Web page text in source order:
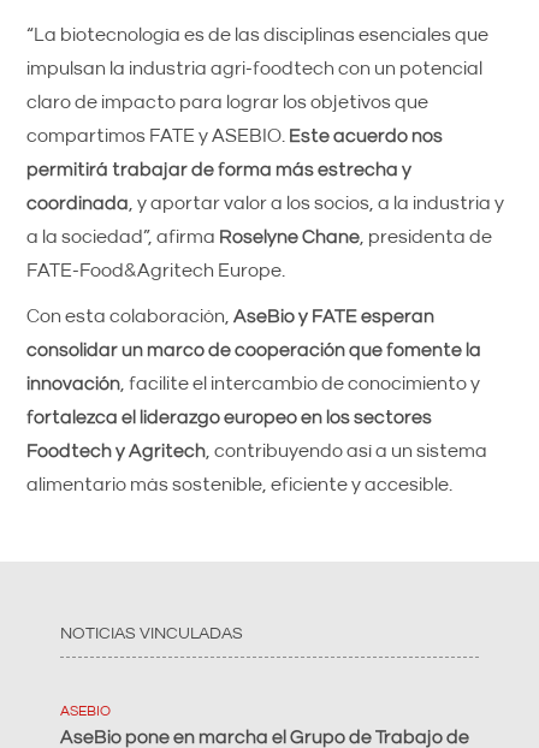
“La biotecnología es de las disciplinas esenciales que
impulsan la industria agri-foodtech con un potencial
claro de impacto para lograr los objetivos que
compartimos FATE y ASEBIO. Este acuerdo nos
permitirá trabajar de forma más estrecha y
coordinada , y aportar valor a los socios, a la industria y
a la sociedad”, afirma Roselyne Chane , presidenta de
FATE-Food&Agritech Europe.
Con esta colaboración,AseBio y FATE esperan
consolidar un marco de cooperación que fomente la
innovación , facilite el intercambio de conocimiento y
fortalezca el liderazgo europeo en los sectores
Foodtech y Agritech , contribuyendo así a un sistema
alimentario más sostenible, eficiente y accesible.
NOTICIAS VINCULADAS
ASEBIO
AseBio pone en marcha el Grupo de Trabajo de